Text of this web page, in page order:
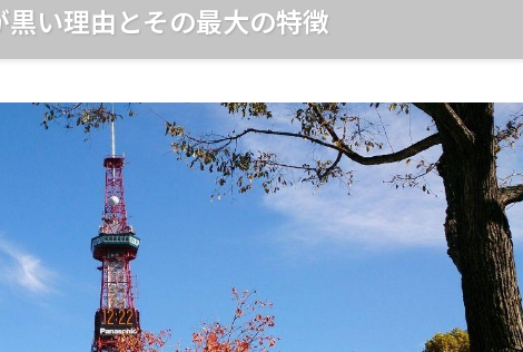
い理由とその最大の特徴